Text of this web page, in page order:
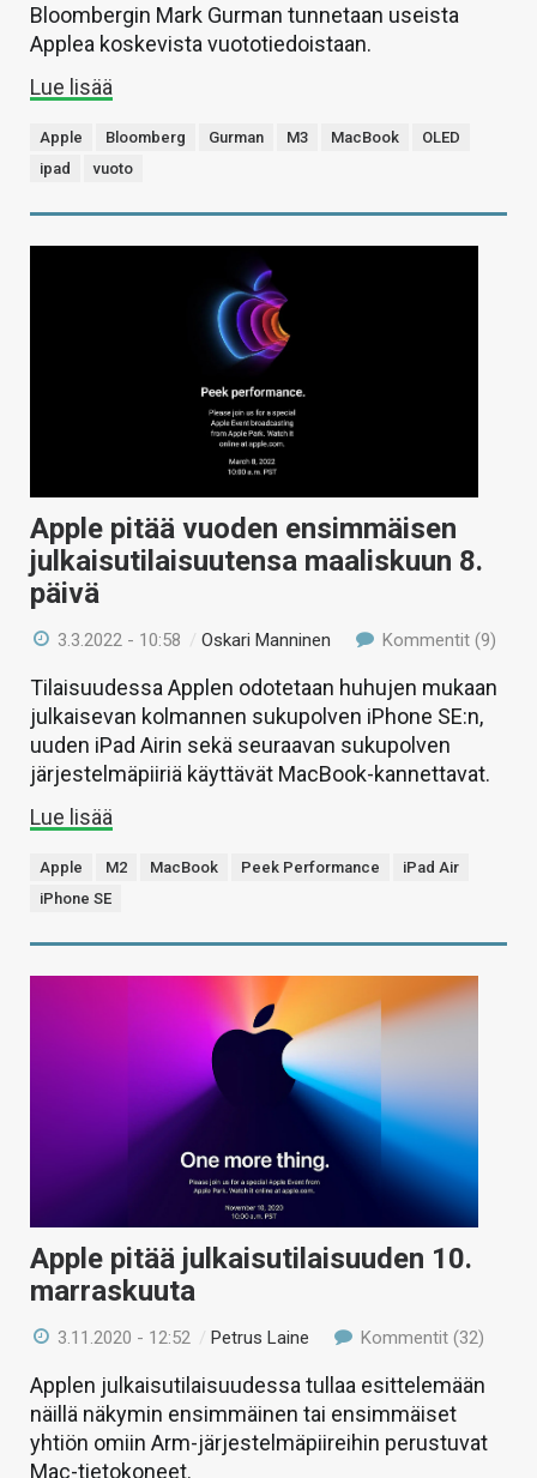
Bloombergin Mark Gurman tunnetaan useista
Applea koskevista vuototiedoistaan.
Lue lisää
Apple Bloomberg Gurman M3 MacBook
OLED
ipad
vuoto
Apple pitää vuoden ensimmäisen
julkaisutilaisuutensa maaliskuun 8.
päivä
3.3.2022 - 10:58 /Oskari Manninen Kommentit (9)
Tilaisuudessa Applen odotetaan huhujen mukaan
julkaisevan kolmannen sukupolven iPhone SE:n,
uuden iPad Airin sekä seuraavan sukupolven
järjestelmäpiiriä käyttävät MacBook-kannettavat.
Lue lisää
Apple M2 MacBook Peek Performance
iPad Air
iPhone SE
Apple pitää julkaisutilaisuuden 10.
marraskuuta
3.11.2020 - 12:52 /Petrus Laine Kommentit (32)
Applen julkaisutilaisuudessa tullaa esittelemään
näillä näkymin ensimmäinen tai ensimmäiset
yhtiön omiin Arm-järjestelmäpiireihin perustuvat
Mac-tietokoneet.